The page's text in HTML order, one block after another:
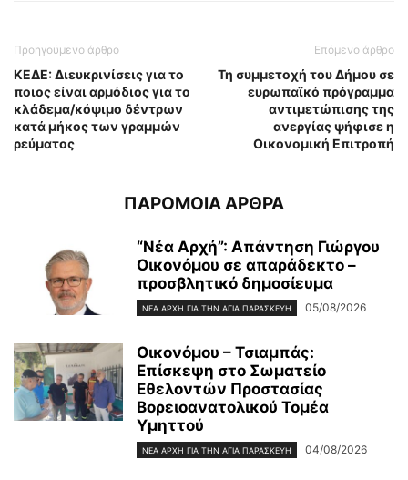
Προηγούμενο άρθρο
ΚΕΔΕ: Διευκρινίσεις για το
ποιος είναι αρμόδιος για το
κλάδεμα/κόψιμο δέντρων
κατά μήκος των γραμμών
ρεύματος
Επόμενο άρθρο
Τη συμμετοχή του Δήμου σε
ευρωπαϊκό πρόγραμμα
αντιμετώπισης της
ανεργίας ψήφισε η
Οικονομική Επιτροπή
ΠΑΡΟΜΟΙΑ ΑΡΘΡΑ
“Νέα Αρχή”: Απάντηση Γιώργου
Οικονόμου σε απαράδεκτο –
προσβλητικό δημοσίευμα
ΝΈΑ ΑΡΧΉ ΓΙΑ ΤΗΝ ΑΓΊΑ ΠΑΡΑΣΚΕΥΉ 05/08/2026
Οικονόμου – Τσιαμπάς:
Επίσκεψη στο Σωματείο
Εθελοντών Προστασίας
Βορειοανατολικού Τομέα
Υμηττού
ΝΈΑ ΑΡΧΉ ΓΙΑ ΤΗΝ ΑΓΊΑ ΠΑΡΑΣΚΕΥΉ 04/08/2026